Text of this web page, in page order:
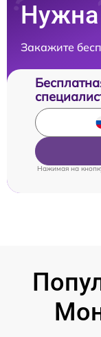
Нужна
Закажите
Нажимая на